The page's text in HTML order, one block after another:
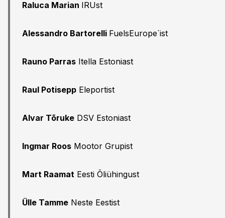
Raluca Marian IRUst
Alessandro Bartorelli FuelsEurope`ist
Rauno Parras Itella Estoniast
Raul Potisepp Eleportist
Alvar Tõruke DSV Estoniast
Ingmar Roos Mootor Grupist
Mart Raamat Eesti Õliühingust
Ülle Tamme Neste Eestist